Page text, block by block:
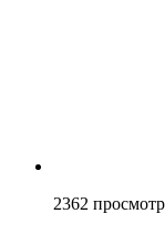
2362